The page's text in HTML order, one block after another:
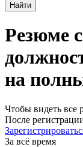
Найти
Резюме
на
Чтобы видеть все
После
За всё время